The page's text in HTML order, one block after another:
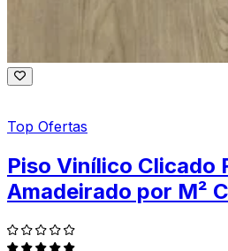
Top Ofertas
Piso Vinílico Clicado
Amadeirado por M²